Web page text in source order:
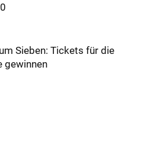
Sieben: Tickets für die
gewinnen